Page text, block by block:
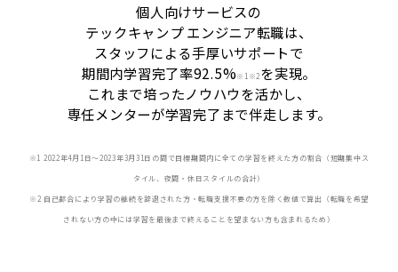
個人向けサービスの
テックキャンプ エンジニア転職は、
スタッフによる手厚いサポートで
期間内学習完了率92.5%※ 1※2を実現。
これまで培ったノウハウを活かし、
専任メンターが学習完了まで伴走します。
※1 2022年4月1日〜2023年3月31日の間で目標期間内に全ての学習を終えた方の割合（短期集中ス
タイル、夜間・休日スタイルの合計）
※2 自己都合により学習の継続を辞退された方・転職支援不要の方を除く数値で算出（転職を希望
されない方の中には学習を最後まで終えることを望まない方も含まれるため）